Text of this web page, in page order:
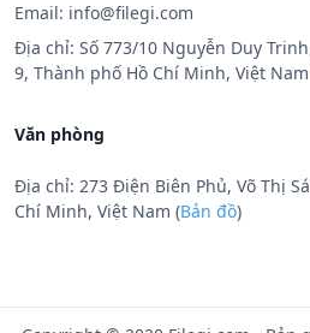
Email: info@filegi.com
Địa chỉ: Số 773/10 Nguyễn Duy
9, Thành phố Hồ Chí Minh, Việt
Văn phòng
Địa chỉ: 273 Điện Biên Phủ, Võ Thị
Chí Minh, Việt Nam (Bản đồ)